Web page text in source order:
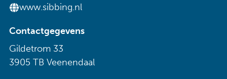
www.sibbing.nl
Contactgegevens
Gildetrom 33
3905 TB Veenendaal